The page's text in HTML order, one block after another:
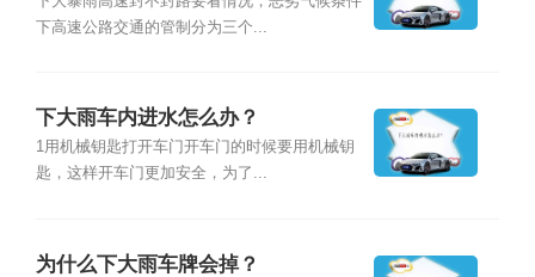
下高速公路交通的管制分为三个...
下大雨车内进水怎么办？
1用机械钥匙打开车门开车门的时候要用机械钥
匙，这样开车门更加安全，为了...
为什么下大雨车牌会掉？